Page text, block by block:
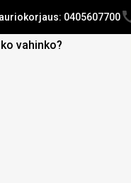
0405607700
vahinko?